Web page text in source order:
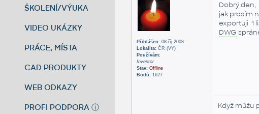
ŠKOLENÍ/VÝUKA
VIDEO UKÁZKY
PRÁCE, MÍSTA
CAD PRODUKTY
WEB ODKAZY
PROFI PODPORA ⓘ
Přihlášen:08.říj.2008
Lokalita:ČR (VY)
Používám:
Inventor
Stav: Offline
Bodů:1627
Dobrý den,
jak prosím
exportuji 1
DWG
Když můžu